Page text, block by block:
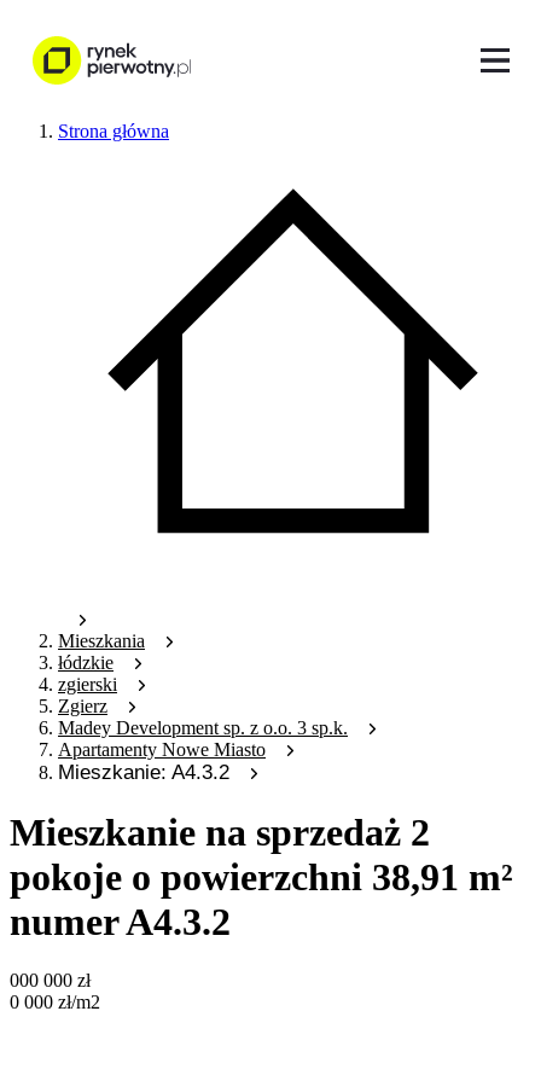
Strona główna
Mieszkania
łódzkie
zgierski
Zgierz
Madey Development sp. z o.o. 3 sp.k.
Apartamenty Nowe Miasto
Mieszkanie: A4.3.2
Mieszkanie na sprzedaż 2
pokoje o powierzchni 38,91 m²
numer A4.3.2
000 000 zł
0 000 zł/m2